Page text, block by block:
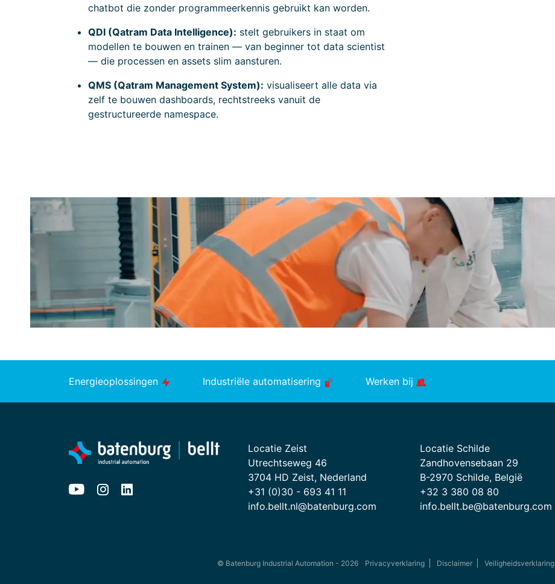
chatbot die zonder programmeerkennis gebruikt kan worden.
QDI (Qatram Data Intelligence): stelt gebruikers in staat om
modellen te bouwen en trainen — van beginner tot data scientist
— die processen en assets slim aansturen.
QMS (Qatram Management System): visualiseert alle data via
zelf te bouwen dashboards, rechtstreeks vanuit de
gestructureerde namespace.
Energieoplossingen Industriële automatisering Werken bij
Locatie Zeist
Utrechtseweg 46
3704 HD Zeist, Nederland
+31 (0)30 - 693 41 11
info.bellt.nl@batenburg.com
Locatie Schilde
Zandhovensebaan 29
B-2970 Schilde, België
+32 3 380 08 80
info.bellt.be@batenburg.com
© Batenburg Industrial Automation - 2026 Privacyverklaring Disclaimer Veiligheidsverklaring